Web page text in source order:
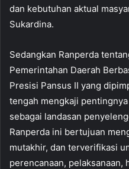
dan kebutuhan aktual
Sukardina.
Sedangkan Ranperda
Pemerintahan Daerah
Presisi Pansus II yang
tengah mengkaji
sebagai landasan
Ranperda ini bertujuan
mutakhir, dan terverifikasi
perencanaan, pelaksanaan,